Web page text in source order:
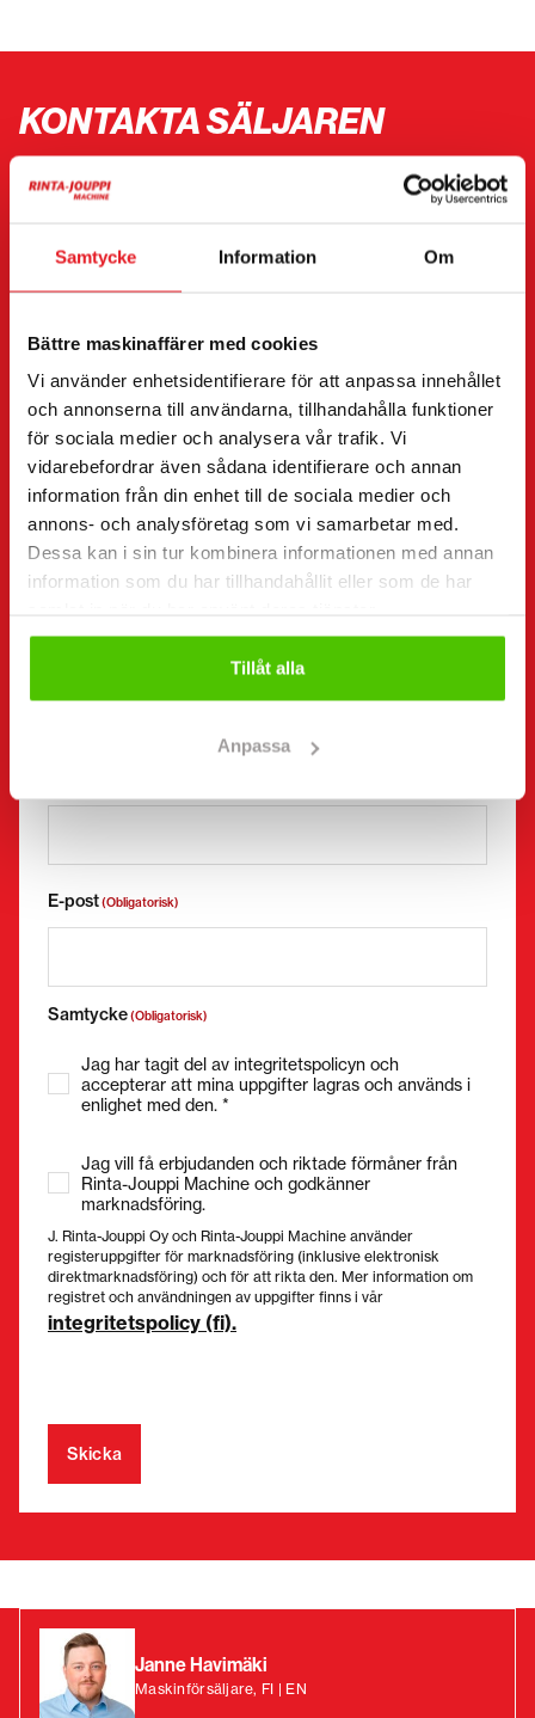
Samtycke Information Om
Bättre maskinaffärer med cookies
Vi använder enhetsidentifierare för att anpassa innehållet
och annonserna till användarna, tillhandahålla funktioner
för sociala medier och analysera vår trafik. Vi
vidarebefordrar även sådana identifierare och annan
information från din enhet till de sociala medier och
annons- och analysföretag som vi samarbetar med.
Dessa kan i sin tur kombinera informationen med annan
information som du har tillhandahållit eller som de har
Tillåt alla
Anpassa
KONTAKTA SÄLJAREN
Skicka meddelande till säljaren av JCB 403 Plus.
Kontaktuppgifter finns längst ner på sidan.
Köpa
Hyra
Begära mer information
Kontaktuppgifter(Obligatorisk)
Förnamn * Efternamn *
Företagsnamn FO-nummer
(Obligatorisk)
E-post(Obligatorisk)
Samtycke(Obligatorisk)
Jag har tagit del av integritetspolicyn och
accepterar att mina uppgifter lagras och används i
enlighet med den. *
Jag vill få erbjudanden och riktade förmåner från
Rinta-Jouppi Machine och godkänner
marknadsföring.
J. Rinta-Jouppi Oy och Rinta-Jouppi Machine använder
registeruppgifter för marknadsföring (inklusive elektronisk
direktmarknadsföring) och för att rikta den. Mer information om
registret och användningen av uppgifter finns i vår
integritetspolicy (fi).
Janne Havimäki
Maskinförsäljare, FI | EN